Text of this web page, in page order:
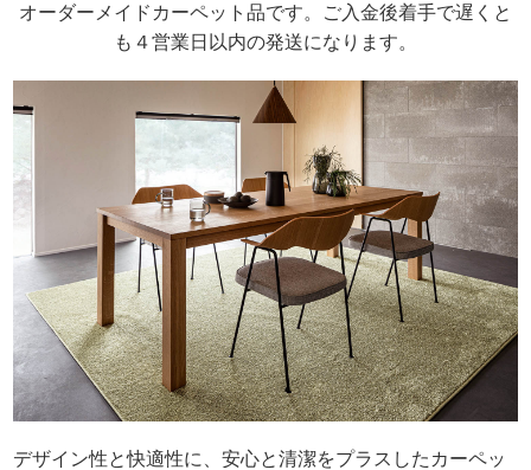
オーダーメイドカーペット品です。ご入金後着手で遅くと
も４営業日以内の発送になります。
デザイン性と快適性に、安心と清潔をプラスしたカーペッ